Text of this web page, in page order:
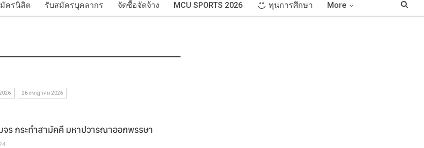
ครนิสิต รับสมัครบุคลากร จัดซื้อจัดจ้าง MCU SPORTS 2026 ทุนการศึกษา More
26 กรกฎาคม 2026
จร กระทำสามัคคี มหาปวารณาออกพรรษา